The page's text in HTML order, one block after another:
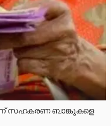
സഹകരണ ബാങ്കുകളെ